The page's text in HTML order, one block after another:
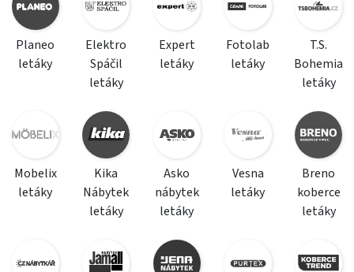
Planeo
letáky
Elektro
Spáčil
letáky
Expert
letáky
Fotolab
letáky
T.S.
Bohemia
letáky
Mobelix
letáky
Kika
Nábytek
letáky
Asko
nábytek
letáky
Vesna
letáky
Breno
koberce
letáky